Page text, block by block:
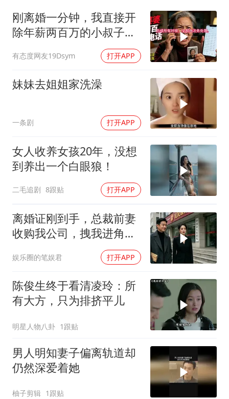
刚离婚一分钟，我直接开
除年薪两百万的小叔子，
有态度网友19Dsym 打开APP
妹妹去姐姐家洗澡
一条剧 打开APP
女人收养女孩20年，没想
到养出一个白眼狼！
二毛追剧 8跟贴 打开APP
离婚证刚到手，总裁前妻
收购我公司，拽我进角
落：我来全是为了你
娱乐圈的笔娱君 打开APP
陈俊生终于看清凌玲：所
有大方，只为排挤平儿
明星人物八卦 1跟贴
男人明知妻子偏离轨道却
仍然深爱着她
柚子剪辑 1跟贴